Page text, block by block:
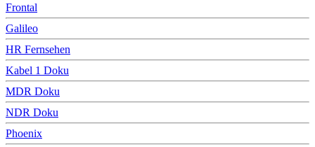
Frontal
Galileo
HR Fernsehen
Kabel 1 Doku
MDR Doku
NDR Doku
Phoenix